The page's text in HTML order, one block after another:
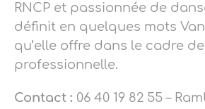
RNCP et passionnée de
définit en quelques mots
qu’elle offre dans le cadre
professionnelle.
Contact : 06 40 19 82 55 –